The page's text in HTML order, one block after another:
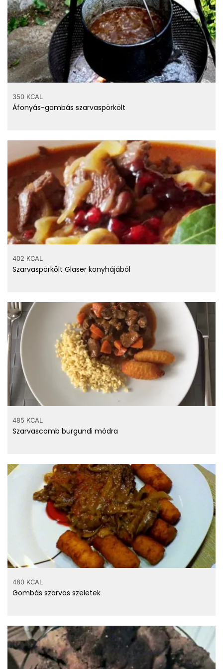
350 KCAL
Áfonyás-gombás szarvaspörkölt
402 KCAL
Szarvaspörkölt Glaser konyhájából
485 KCAL
Szarvascomb burgundi módra
480 KCAL
Gombás szarvas szeletek